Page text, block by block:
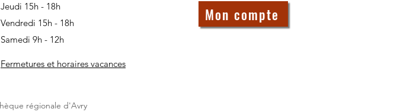
Jeudi 15h - 18h
Vendredi 15h - 18h
Samedi 9h - 12h
Mon compte
Fermetures et horaires vacances
régionale d'Avry